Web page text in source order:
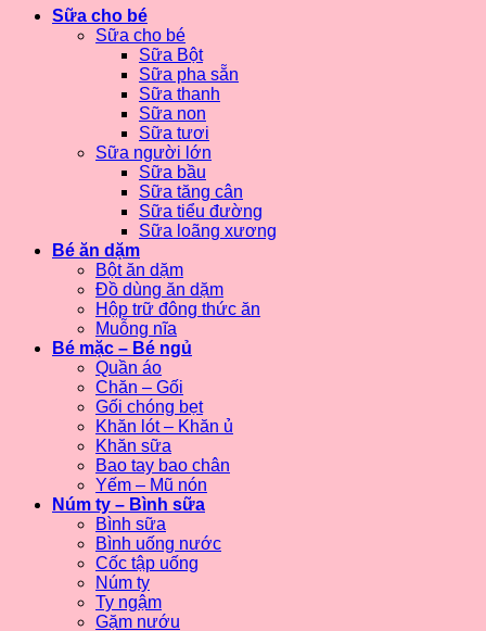
Sữa cho bé
Sữa cho bé
Sữa Bột
Sữa pha sẵn
Sữa thanh
Sữa non
Sữa tươi
Sữa người lớn
Sữa bầu
Sữa tăng cân
Sữa tiểu đường
Sữa loãng xương
Bé ăn dặm
Bột ăn dặm
Đồ dùng ăn dặm
Hộp trữ đông thức ăn
Muỗng nĩa
Bé mặc – Bé ngủ
Quần áo
Chăn – Gối
Gối chóng bẹt
Khăn lót – Khăn ủ
Khăn sữa
Bao tay bao chân
Yếm – Mũ nón
Núm ty – Bình sữa
Bình sữa
Bình uống nước
Cốc tập uống
Núm ty
Ty ngậm
Gặm nướu